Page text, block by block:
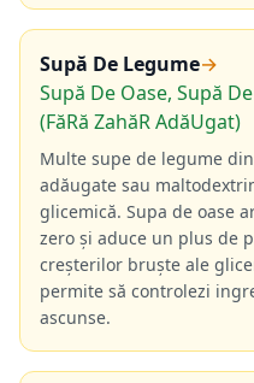
Supă De Legume→
Supă De Oase, Supă
(FăRă ZahăR AdăUgat)
Multe supe de legume
adăugate sau
glicemică. Supa de oase
zero și aduce un plus de
creșterilor bruște ale
permite să controlezi
ascunse.